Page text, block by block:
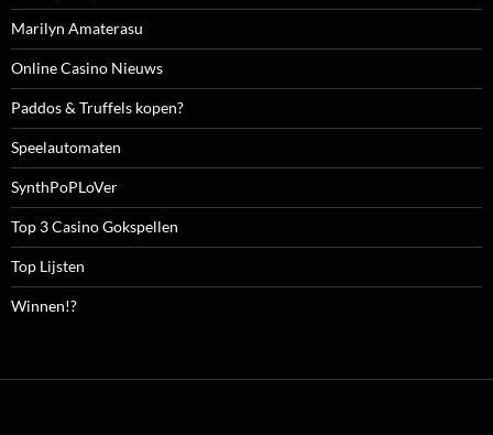
Marilyn Amaterasu
Online Casino Nieuws
Paddos & Truffels kopen?
Speelautomaten
SynthPoPLoVer
Top 3 Casino Gokspellen
Top Lijsten
Winnen!?